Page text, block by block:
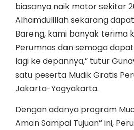
biasanya naik motor sekitar
Alhamdulillah sekarang
Bareng, kami banyak terima
Perumnas dan semoga
lagi ke depannya,” tutur
satu peserta Mudik Gratis
Jakarta-Yogyakarta.
Dengan adanya program
Aman Sampai Tujuan” ini,